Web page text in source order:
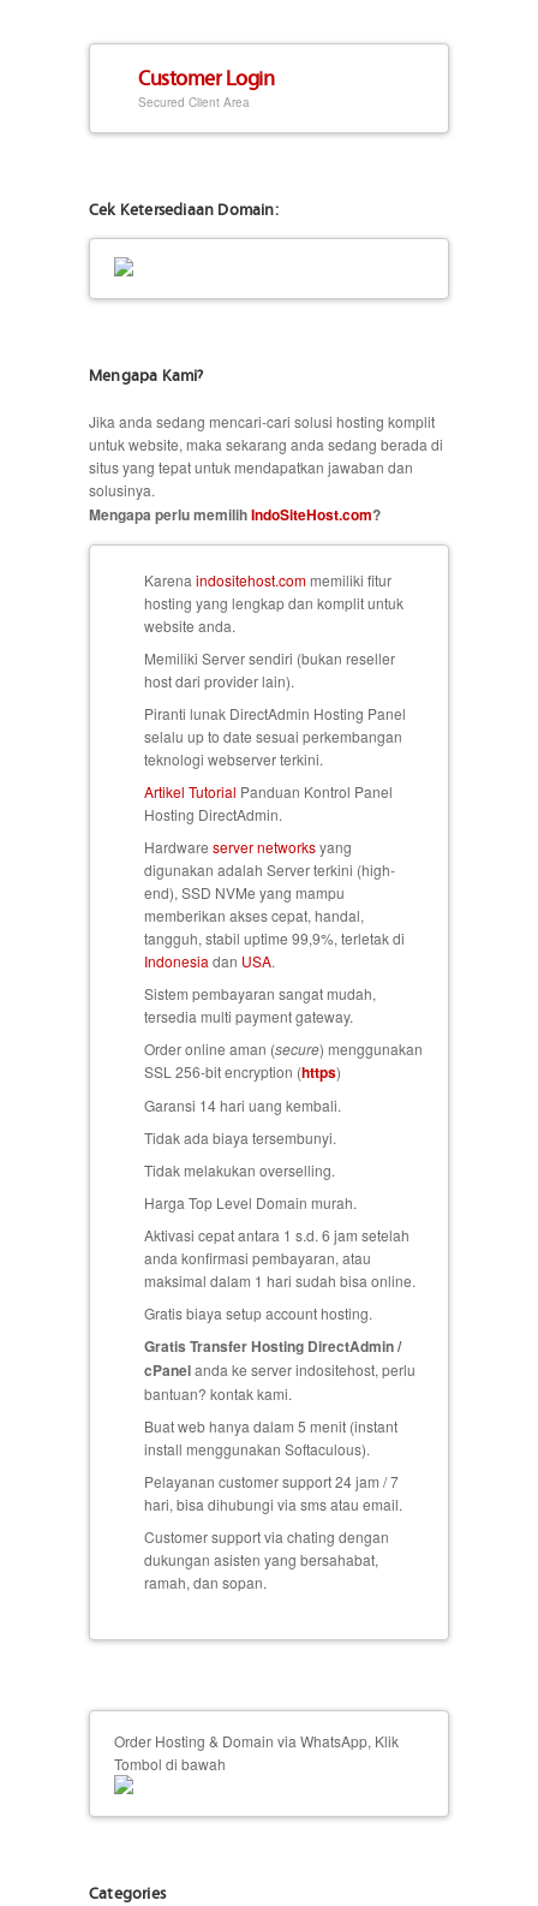
Customer Login
Secured Client Area
Cek Ketersediaan Domain:
Mengapa Kami?
Jika anda sedang mencari-cari solusi hosting komplit
untuk website, maka sekarang anda sedang berada di
situs yang tepat untuk mendapatkan jawaban dan
solusinya.
Mengapa perlu memilihIndoSiteHost.com?
Karena indositehost.commemiliki fitur
hosting yang lengkap dan komplit untuk
website anda.
Memiliki Server sendiri (bukan reseller
host dari provider lain).
Piranti lunak DirectAdmin Hosting Panel
selalu up to date sesuai perkembangan
teknologi webserver terkini.
Artikel Tutorial Panduan Kontrol Panel
Hosting DirectAdmin.
Hardware server networksyang
digunakan adalah Server terkini (high-
end), SSD NVMe yang mampu
memberikan akses cepat, handal,
tangguh, stabil uptime 99,9%, terletak di
Indonesia dan USA.
Sistem pembayaran sangat mudah,
tersedia multi payment gateway.
Order online aman (secure) menggunakan
SSL 256-bit encryption (https)
Garansi 14 hari uang kembali.
Tidak ada biaya tersembunyi.
Tidak melakukan overselling.
Harga Top Level Domain murah.
Aktivasi cepat antara 1 s.d. 6 jam setelah
anda konfirmasi pembayaran, atau
maksimal dalam 1 hari sudah bisa online.
Gratis biaya setupaccount hosting.
Gratis Transfer Hosting DirectAdmin /
cPanelanda ke server indositehost, perlu
bantuan? kontak kami.
Buat web hanya dalam 5 menit (instant
install menggunakan Softaculous).
Pelayanan customer support 24 jam / 7
hari, bisa dihubungi via sms atau email.
Customer support via chating dengan
dukungan asisten yang bersahabat,
ramah, dan sopan.
Order Hosting & Domain via WhatsApp, Klik
Tombol di bawah
Categories